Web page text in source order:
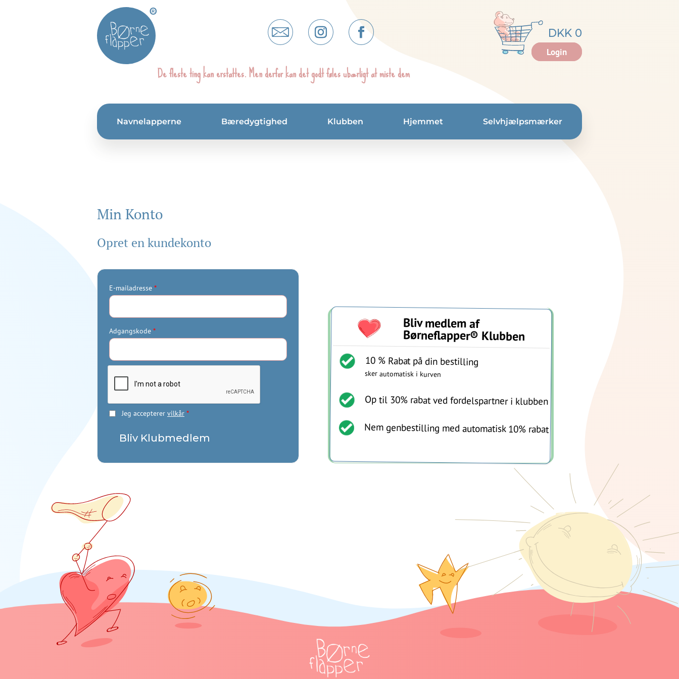
®
DKK 0
Login
De fleste ting kan erstattes. Men derfor kan det godt føles ubærligt at miste dem
Navnelapperne Bæredygtighed Klubben Hjemmet Selvhjælpsmærker
Min Konto
Opret en kundekonto
E-mailadresse *
Adgangskode *
Jeg accepterer vilkår *
Bliv Klubmedlem
Bliv medlem af
Børneflapper® Klubben
10 % Rabat på din bestilling
sker automatisk i kurven
Op til 30% rabat ved fordelspartner i klubben
Nem genbestilling med automatisk 10% rabat